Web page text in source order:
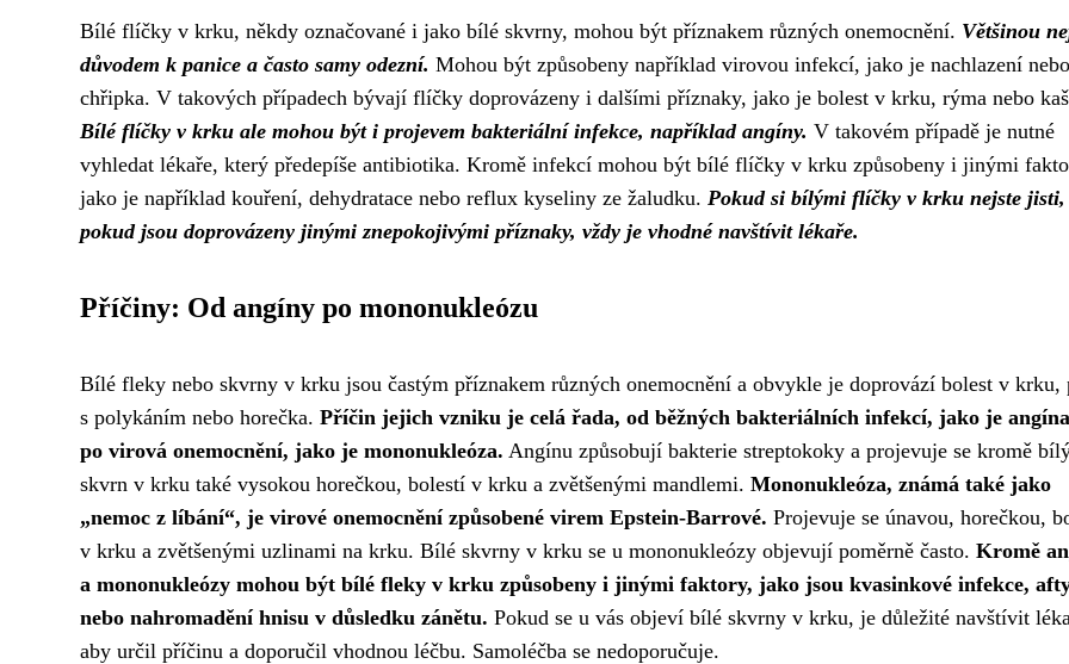
Bílé flíčky v krku, někdy označované i jako bílé skvrny, mohou být příznakem různých onemocnění. Většinou
důvodem k panice a často samy odezní. Mohou být způsobeny například virovou infekcí, jako je nachlazení nebo
chřipka. V takových případech bývají flíčky doprovázeny i dalšími příznaky, jako je bolest v krku, rýma nebo
Bílé flíčky v krku ale mohou být i projevem bakteriální infekce, například angíny. V takovém případě je nutné
vyhledat lékaře, který předepíše antibiotika. Kromě infekcí mohou být bílé flíčky v krku způsobeny i jinými
jako je například kouření, dehydratace nebo reflux kyseliny ze žaludku. Pokud si bílými flíčky v krku nejste jisti,
pokud jsou doprovázeny jinými znepokojivými příznaky, vždy je vhodné navštívit lékaře.
Příčiny: Od angíny po mononukleózu
Bílé fleky nebo skvrny v krku jsou častým příznakem různých onemocnění a obvykle je doprovází bolest v krku,
s polykáním nebo horečka. Příčin jejich vzniku je celá řada, od běžných bakteriálních infekcí, jako je
po virová onemocnění, jako je mononukleóza. Angínu způsobují bakterie streptokoky a projevuje se kromě
skvrn v krku také vysokou horečkou, bolestí v krku a zvětšenými mandlemi. Mononukleóza, známá také jako
„nemoc z líbání“, je virové onemocnění způsobené virem Epstein-Barrové. Projevuje se únavou, horečkou,
v krku a zvětšenými uzlinami na krku. Bílé skvrny v krku se u mononukleózy objevují poměrně často. Kromě
a mononukleózy mohou být bílé fleky v krku způsobeny i jinými faktory, jako jsou kvasinkové infekce,
nebo nahromadění hnisu v důsledku zánětu. Pokud se u vás objeví bílé skvrny v krku, je důležité navštívit
aby určil příčinu a doporučil vhodnou léčbu. Samoléčba se nedoporučuje.